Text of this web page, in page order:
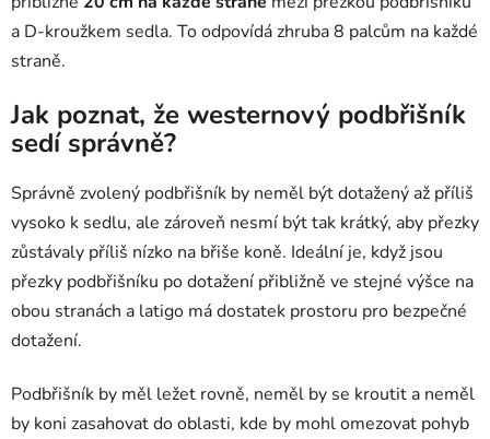
a D-kroužkem sedla. To odpovídá zhruba 8 palcům na každé
straně.
Jak poznat, že westernový podbřišník
sedí správně?
Správně zvolený podbřišník by neměl být dotažený až příliš
vysoko k sedlu, ale zároveň nesmí být tak krátký, aby přezky
zůstávaly příliš nízko na břiše koně. Ideální je, když jsou
přezky podbřišníku po dotažení přibližně ve stejné výšce na
obou stranách a latigo má dostatek prostoru pro bezpečné
dotažení.
Podbřišník by měl ležet rovně, neměl by se kroutit a neměl
by koni zasahovat do oblasti, kde by mohl omezovat pohyb